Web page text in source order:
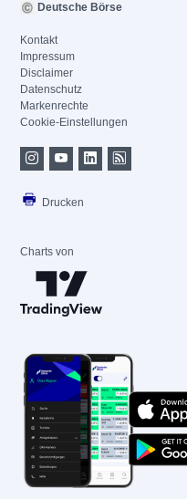
Deutsche Börse
Kontakt
Impressum
Disclaimer
Datenschutz
Markenrechte
Cookie-Einstellungen
Drucken
Charts von